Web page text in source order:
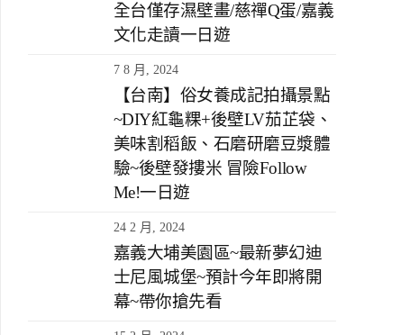
全台僅存濕壁畫/慈禪Q蛋/嘉義
文化走讀一日遊
7 8 月, 2024
【台南】俗女養成記拍攝景點
~DIY紅龜粿+後壁LV茄芷袋、
美味割稻飯、石磨研磨豆漿體
驗~後壁發摟米 冒險Follow
Me!一日遊
24 2 月, 2024
嘉義大埔美園區~最新夢幻迪
士尼風城堡~預計今年即將開
幕~帶你搶先看